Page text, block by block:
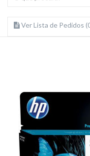
Ver Lista de Pedidos (